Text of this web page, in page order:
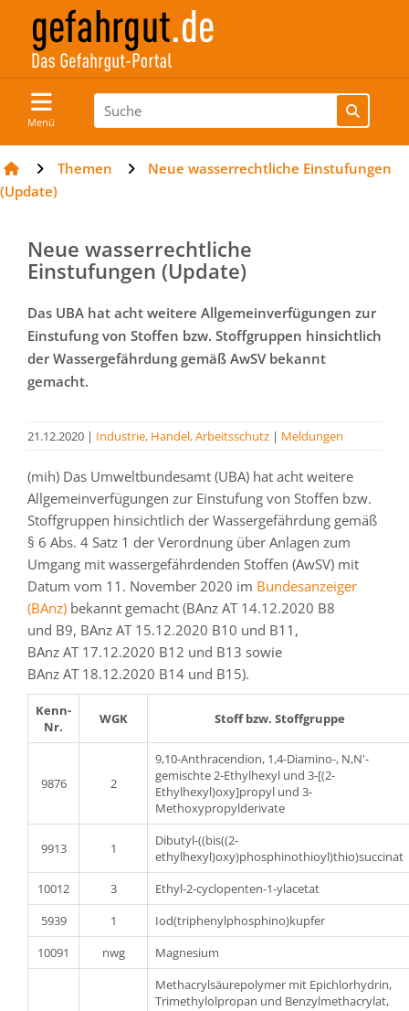
Menü
Themen
Neue wasserrechtliche Einstufungen
(Update)
Neue wasserrechtliche
Einstufungen (Update)
Das UBA hat acht weitere Allgemeinverfügungen zur
Einstufung von Stoffen bzw. Stoffgruppen hinsichtlich
der Wassergefährdung gemäß AwSV bekannt
gemacht.
21.12.2020 | Industrie, Handel, Arbeitsschutz | Meldungen
(mih) Das Umweltbundesamt (UBA) hat acht weitere
Allgemeinverfügungen zur Einstufung von Stoffen bzw.
Stoffgruppen hinsichtlich der Wassergefährdung gemäß
§ 6 Abs. 4 Satz 1 der Verordnung über Anlagen zum
Umgang mit wassergefährdenden Stoffen (AwSV) mit
Datum vom 11. November 2020 im Bundesanzeiger
(BAnz) bekannt gemacht (BAnz AT 14.12.2020 B8
und B9, BAnz AT 15.12.2020 B10 und B11,
BAnz AT 17.12.2020 B12 und B13 sowie
BAnz AT 18.12.2020 B14 und B15).
Kenn-
Nr.
WGK Stoff bzw. Stoffgruppe
9876 2
9,10-Anthracendion, 1,4-Diamino-, N,N'-
gemischte 2-Ethylhexyl und 3-[(2-
Ethylhexyl)oxy]propyl und 3-
Methoxypropylderivate
9913 1
Dibutyl-((bis((2-
ethylhexyl)oxy)phosphinothioyl)thio)succinat
10012
3
Ethyl-2-cyclopenten-1-ylacetat
5939
1
Iod(triphenylphosphino)kupfer
10091
nwg Magnesium
Methacrylsäurepolymer mit Epichlorhydrin,
Trimethylolpropan und Benzylmethacrylat,